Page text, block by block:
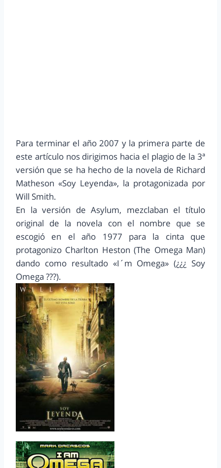
Para terminar el año 2007 y la primera parte de
este artículo nos dirigimos hacia el plagio de la 3ª
versión que se ha hecho de la novela de Richard
Matheson «Soy Leyenda», la protagonizada por
Will Smith.
En la versión de Asylum, mezclaban el título
original de la novela con el nombre que se
escogió en el año 1977 para la cinta que
protagonizo Charlton Heston (The Omega Man)
dando como resultado «I´m Omega» (¿¿¿ Soy
Omega ???).